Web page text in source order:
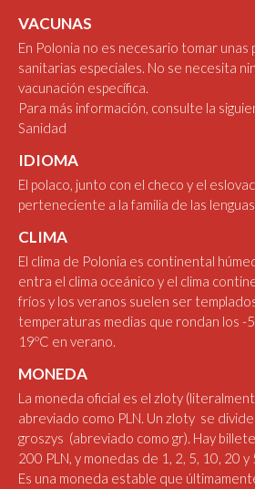
VACUNAS
En Polonia no es necesario tomar unas
sanitarias especiales. No se necesita
vacunación específica.
Para más información, consulte la
Sanidad
IDIOMA
El polaco, junto con el checo y el
perteneciente a la familia de las
CLIMA
El clima de Polonia es continental
entra el clima oceánico y el clima
fríos y los veranos suelen ser
temperaturas medias que rondan los -
19ºC en verano.
MONEDA
La moneda oficial es el zloty
abreviado como PLN. Un zloty se
groszys (abreviado como gr). Hay
200 PLN, y monedas de 1, 2, 5, 10, 20 y
Es una moneda estable que